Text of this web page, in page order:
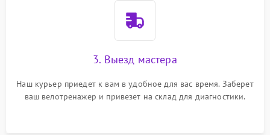
3. Выезд мастера
Наш курьер приедет к вам в удобное для вас время. Заберет
ваш велотренажер и привезет на склад для диагностики.